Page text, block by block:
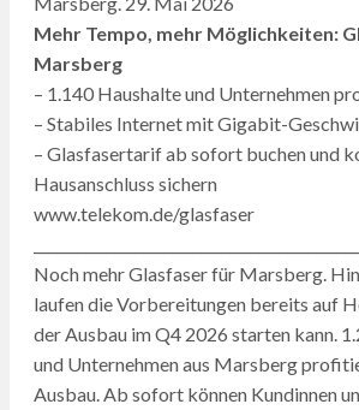
Mehr Tempo, mehr Möglichkeiten:
Marsberg
– 1.140 Haushalte und Unternehmen
– Stabiles Internet mit Gigabit-
– Glasfasertarif ab sofort buchen und
Hausanschluss sichern
www.telekom.de/glasfaser
Noch mehr Glasfaser für Marsberg.
laufen die Vorbereitungen bereits auf
der Ausbau im Q4 2026 starten kann.
und Unternehmen aus Marsberg
Ausbau. Ab sofort können Kundinnen